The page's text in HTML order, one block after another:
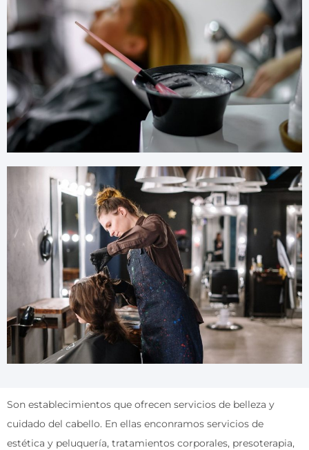
Son establecimientos que ofrecen servicios de belleza y
cuidado del cabello. En ellas enconramos servicios de
estética y peluquería, tratamientos corporales, presoterapia,